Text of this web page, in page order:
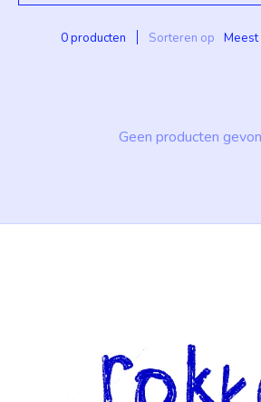
0 producten Sorteren op Meest
Geen producten